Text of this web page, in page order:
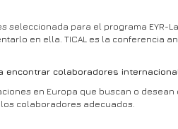
seleccionada para el programa
en ella. TICAL es la conferencia
encontrar colaboradores
en Europa que buscan o
colaboradores adecuados.